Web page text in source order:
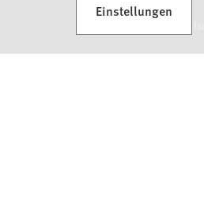
Einstellungen
(Öffnet in einem neuen Tab)